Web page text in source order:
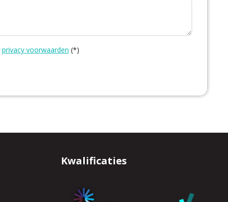
privacy voorwaarden (*)
Kwalificaties